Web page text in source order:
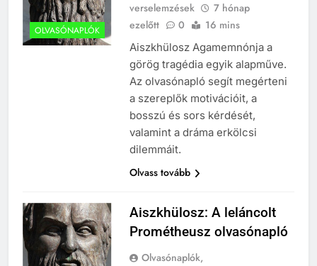
OLVASÓNAPLÓK
verselemzések
7 hónap
ezelőtt
0 16 mins
Aiszkhülosz Agamemnónja a
görög tragédia egyik alapműve.
Az olvasónapló segít megérteni
a szereplők motivációit, a
bosszú és sors kérdését,
valamint a dráma erkölcsi
dilemmáit.
Olvass tovább
Aiszkhülosz: A leláncolt
Prométheusz olvasónapló
Olvasónaplók,